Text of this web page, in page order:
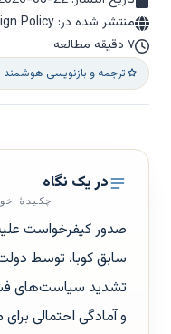
منتشر شده در: Foreign Policy
۷ دقیقه مطالعه
ترجمه و بازنویسی هوشمند
در یک نگاه
چکیدهٔ
صدور کیفرخواست
سابق کوبا، توسط
تشدید سیاست‌های
و آمادگی احتمالی